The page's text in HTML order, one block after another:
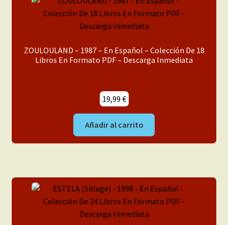
ZOULOULAND – 1987 – En Español – Colección De 18
Libros En Formato PDF – Descarga Inmediata
19,99 €
Añadir al carrito